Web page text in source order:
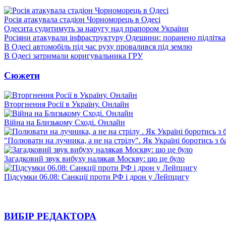
Росія атакувала стадіон Чорноморець в Одесі
Одесита судитимуть за наругу над прапором України
Росіяни атакували інфраструктуру Одещини: поранено підлітка
В Одесі автомобіль під час руху провалився під землю
В Одесі затримали коригувальника ГРУ
Сюжети
Вторгнення Росії в Україну. Онлайн
Війна на Близькому Сході. Онлайн
"Полювати на лучника, а не на стрілу". Як Україні боротись з
Загадковий звук вибуху налякав Москву: що це було
Підсумки 06.08: Санкції проти РФ і дрон у Лейпцигу
ВИБІР РЕДАКТОРА